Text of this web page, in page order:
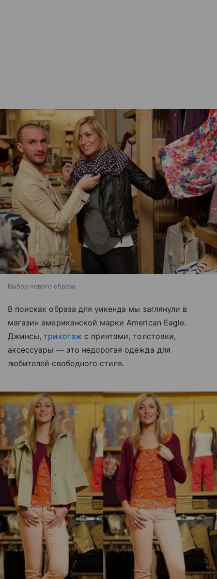
Выбор нового образа
В поисках образа для уикенда мы заглянули в
магазин американской марки American Eagle.
Джинсы,трикотаж с принтами, толстовки,
аксессуары — это недорогая одежда для
любителей свободного стиля.